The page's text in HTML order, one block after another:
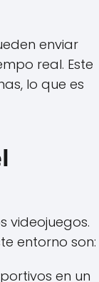
enviar
real. Este
lo que es
videojuegos.
entorno son:
en un